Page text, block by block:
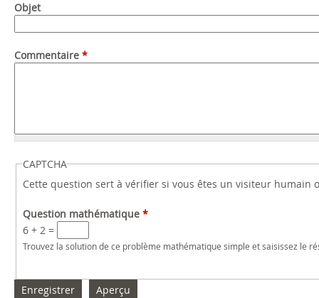
Objet
Commentaire *
CAPTCHA
Cette question sert à vérifier si vous êtes un visiteur
Question mathématique *
6 + 2 =
Trouvez la solution de ce problème mathématique simple et saisissez le